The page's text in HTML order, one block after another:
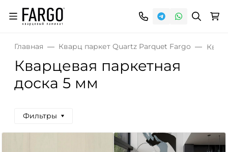
Главная Кварц паркет Quartz Parquet Fargo
Кварцевая паркетная
доска 5 мм
Фильтры